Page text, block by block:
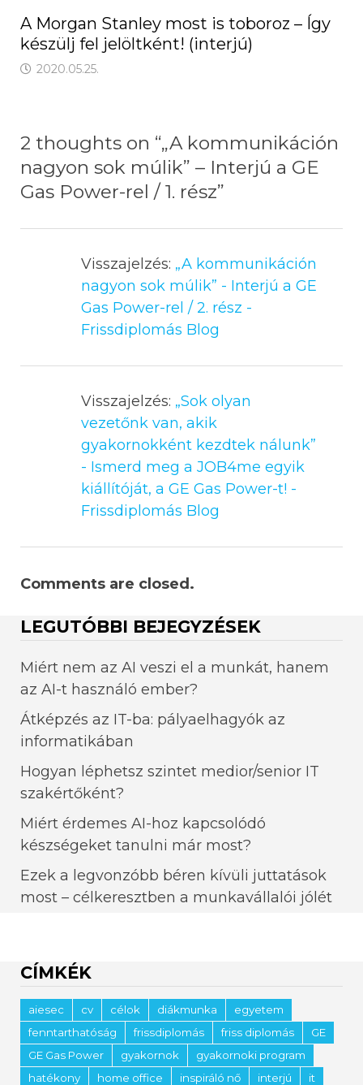
A Morgan Stanley most is toboroz – Így
készülj fel jelöltként! (interjú)
2020.05.25.
2 thoughts on “„A kommunikáción
nagyon sok múlik” – Interjú a GE
Gas Power-rel / 1. rész”
Visszajelzés: „A kommunikáción
nagyon sok múlik” - Interjú a GE
Gas Power-rel / 2. rész -
Frissdiplomás Blog
Visszajelzés: „Sok olyan
vezetőnk van, akik
gyakornokként kezdtek nálunk”
- Ismerd meg a JOB4me egyik
kiállítóját, a GE Gas Power-t! -
Frissdiplomás Blog
Comments are closed.
LEGUTÓBBI BEJEGYZÉSEK
Miért nem az AI veszi el a munkát, hanem
az AI-t használó ember?
Átképzés az IT-ba: pályaelhagyók az
informatikában
Hogyan léphetsz szintet medior/senior IT
szakértőként?
Miért érdemes AI-hoz kapcsolódó
készségeket tanulni már most?
Ezek a legvonzóbb béren kívüli juttatások
most – célkeresztben a munkavállalói jólét
CÍMKÉK
aiesec cv célok diákmunka
egyetem
fenntarthatóság
frissdiplomás friss diplomás
GE
GE Gas Power
gyakornok
gyakornoki program
hatékony
home office inspiráló nő interjú
it